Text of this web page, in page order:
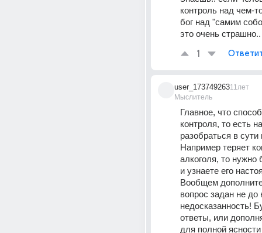
контроль над чем-
бог над "самим
это очень страшно..
1
user_173749263
Мыслитель
11лет
Главное, что
контроля, то есть
разобраться в
Например теряет
алкоголя, то нужно
и узнаете его
Вообщем
вопрос задан не до
недосказанность!
ответы, или
для полной